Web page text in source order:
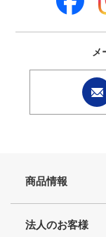
メ
商品情報
法人のお客様